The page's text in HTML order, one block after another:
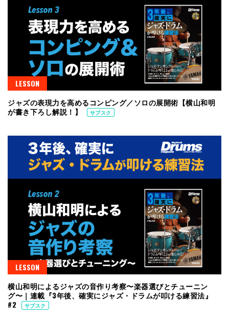
LESSON
ジャズの表現力を高めるコンピング／ソロの展開術【横山和明
が書き下ろし解説！】
サブスク
LESSON
横山和明によるジャズの音作り考察〜楽器選びとチューニン
グ〜｜連載『3年後、確実にジャズ・ドラムが叩ける練習法』
#2
サブスク